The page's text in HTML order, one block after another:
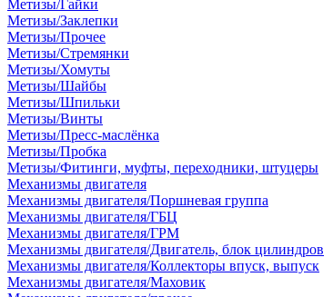
Метизы/Гайки
Метизы/Заклепки
Метизы/Прочее
Метизы/Стремянки
Метизы/Хомуты
Метизы/Шайбы
Метизы/Шпильки
Метизы/Винты
Метизы/Пресс-маслёнка
Метизы/Пробка
Метизы/Фитинги, муфты, переходники, штуцеры
Механизмы двигателя
Механизмы двигателя/Поршневая группа
Механизмы двигателя/ГБЦ
Механизмы двигателя/ГРМ
Механизмы двигателя/Двигатель, блок цилиндров
Механизмы двигателя/Коллекторы впуск, выпуск
Механизмы двигателя/Маховик